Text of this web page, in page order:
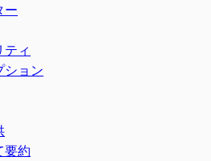
ー
ティ
ション
要約